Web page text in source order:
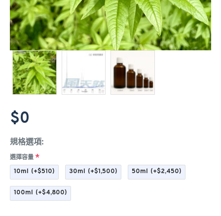
$0
規格選項:
選擇容量
10ml (+$510) 30ml (+$1,500) 50ml (+$2,450)
100ml (+$4,800)